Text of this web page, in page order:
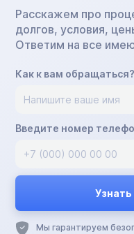
Расскажем про
долгов, условия,
Ответим на все
Как к вам обращаться?
Введите номер
Мы гарантируем